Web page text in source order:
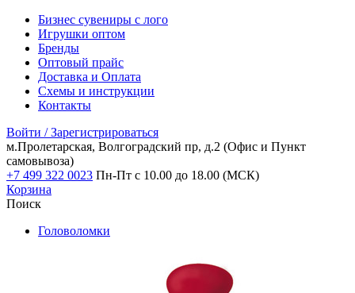
Бизнес сувениры с лого
Игрушки оптом
Бренды
Оптовый прайс
Доставка и Оплата
Схемы и инструкции
Контакты
Войти / Зарегистрироваться
м.Пролетарская, Волгоградский пр, д.2 (Офис и Пункт
самовывоза)
+7 499 322 0023 Пн-Пт с 10.00 до 18.00 (МСК)
Корзина
Поиск
Головоломки